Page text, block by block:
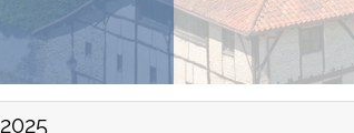
2025